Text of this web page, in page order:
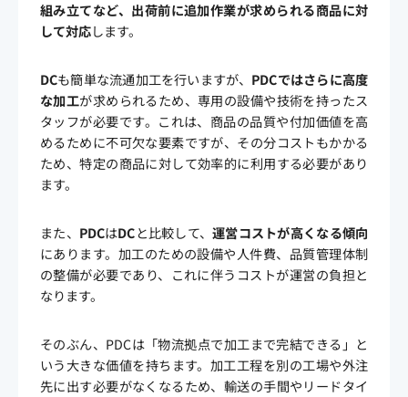
組み立てなど、出荷前に追加作業が求められる商品に対
して対応します。
DCも簡単な流通加工を行いますが、 PDCではさらに高度
な加工が求められるため、専用の設備や技術を持ったス
タッフが必要です。これは、商品の品質や付加価値を高
めるために不可欠な要素ですが、その分コストもかかる
ため、特定の商品に対して効率的に利用する必要があり
ます。
また、 PDCはDCと比較して、運営コストが高くなる傾向
にあります。加工のための設備や人件費、品質管理体制
の整備が必要であり、これに伴うコストが運営の負担と
なります。
そのぶん、PDCは「物流拠点で加工まで完結できる」と
いう大きな価値を持ちます。加工工程を別の工場や外注
先に出す必要がなくなるため、輸送の手間やリードタイ